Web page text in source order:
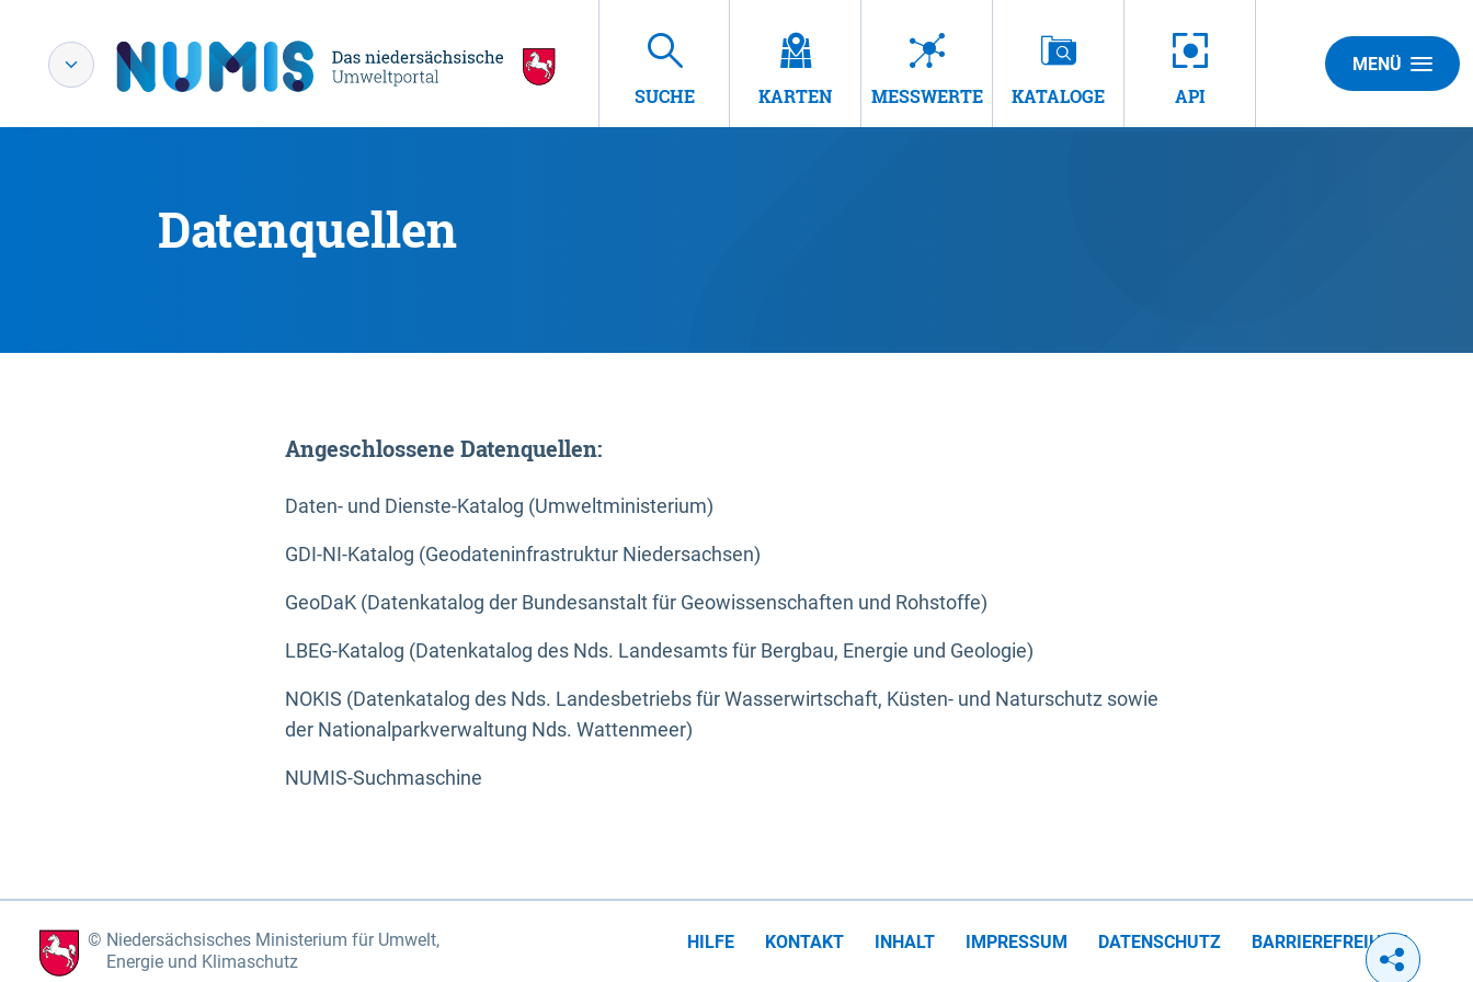
SUCHE KARTEN MESSWERTE KATALOGE API
MENÜ
Datenquellen
Angeschlossene Datenquellen:
Daten- und Dienste-Katalog (Umweltministerium)
GDI-NI-Katalog (Geodateninfrastruktur Niedersachsen)
GeoDaK (Datenkatalog der Bundesanstalt für Geowissenschaften und Rohstoffe)
LBEG-Katalog (Datenkatalog des Nds. Landesamts für Bergbau, Energie und Geologie)
NOKIS (Datenkatalog des Nds. Landesbetriebs für Wasserwirtschaft, Küsten- und Naturschutz sowie
der Nationalparkverwaltung Nds. Wattenmeer)
NUMIS-Suchmaschine
Niedersächsisches Ministerium für Umwelt,
Energie und Klimaschutz
HILFE KONTAKT INHALT IMPRESSUM DATENSCHUTZ BARRIEREFREIHEIT